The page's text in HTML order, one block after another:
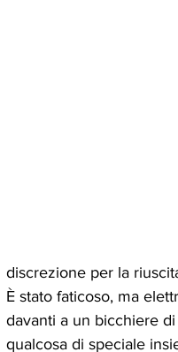
discrezione per la
È stato faticoso, ma
davanti a un bicchiere
qualcosa di speciale